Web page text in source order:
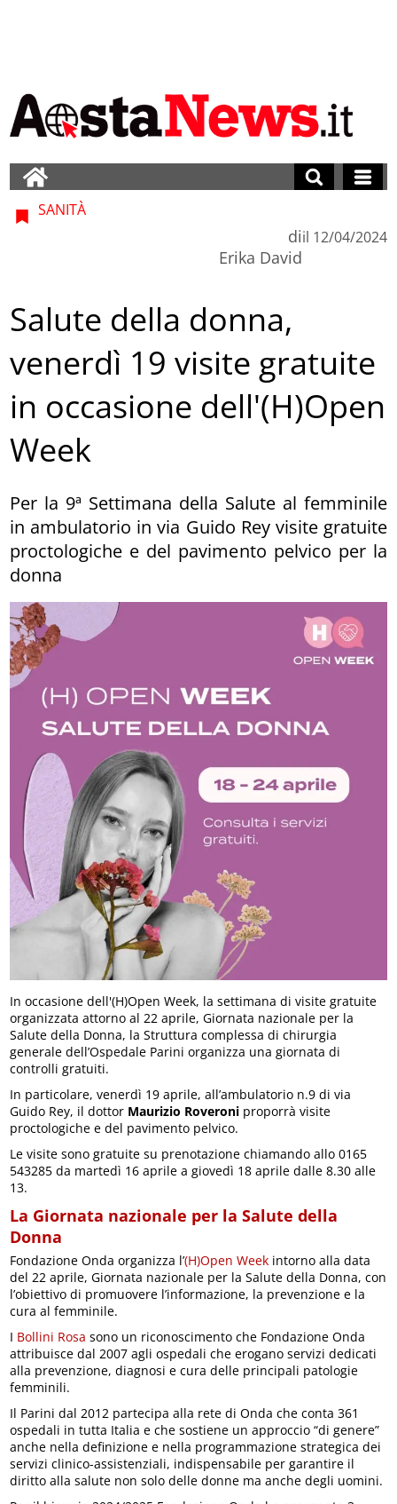
SANITÀ
di
Erika David
il 12/04/2024
Salute della donna,
venerdì 19 visite gratuite
in occasione dell'(H)Open
Week
Per la 9ª Settimana della Salute al femminile
in ambulatorio in via Guido Rey visite gratuite
proctologiche e del pavimento pelvico per la
donna
In occasione dell'(H)Open Week, la settimana di visite gratuite
organizzata attorno al 22 aprile, Giornata nazionale per la
Salute della Donna, la Struttura complessa di chirurgia
generale dell’Ospedale Parini organizza una giornata di
controlli gratuiti.
In particolare, venerdì 19 aprile, all’ambulatorio n.9 di via
Guido Rey, il dottor Maurizio Roveroni proporrà visite
proctologiche e del pavimento pelvico.
Le visite sono gratuite su prenotazione chiamando allo 0165
543285 da martedì 16 aprile a giovedì 18 aprile dalle 8.30 alle
13.
La Giornata nazionale per la Salute della
Donna
Fondazione Onda organizza l’(H)Open Week intorno alla data
del 22 aprile, Giornata nazionale per la Salute della Donna, con
l’obiettivo di promuovere l’informazione, la prevenzione e la
cura al femminile.
I Bollini Rosa sono un riconoscimento che Fondazione Onda
attribuisce dal 2007 agli ospedali che erogano servizi dedicati
alla prevenzione, diagnosi e cura delle principali patologie
femminili.
Il Parini dal 2012 partecipa alla rete di Onda che conta 361
ospedali in tutta Italia e che sostiene un approccio “di genere”
anche nella definizione e nella programmazione strategica dei
servizi clinico-assistenziali, indispensabile per garantire il
diritto alla salute non solo delle donne ma anche degli uomini.